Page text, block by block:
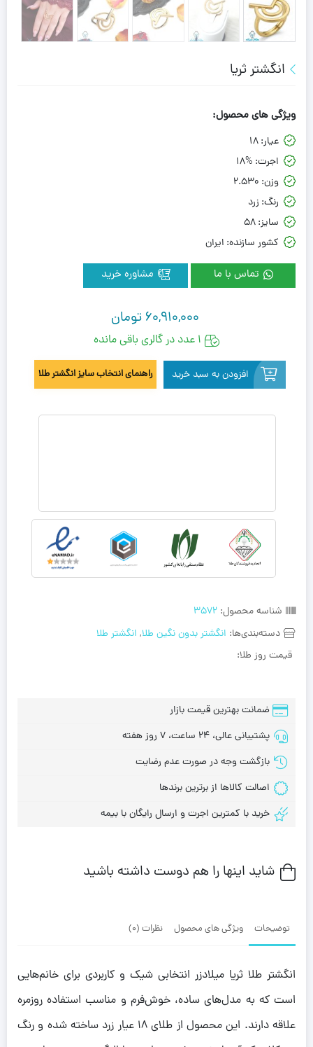
انگشتر ثریا
شناسه محصول: 3572
دسته‌بندی‌ها: انگشتر بدون نگین طلا, انگشتر طلا
قیمت روز طلا:
ویژگی های محصول:
عیار:18
اجرت: 18%
وزن: 2.530
رنگ: زرد
سایز:58
کشور سازنده: ایران
تماس با ما
ضمانت بهترین قیمت بازار
پشتیبانی عالی، 24 ساعت، 7 روز هفته
بازگشت وجه در صورت عدم رضایت
اصالت کالاها از برترین برندها
خرید با کمترین اجرت و ارسال رایگان با بیمه
60,910,000 تومان
1 عدد در گالری باقی مانده
افزودن به سبد خرید راهنمای انتخاب سایز انگشتر طلا
شاید اینها را هم دوست داشته باشید
توضیحات ویژگی های محصول نظرات (0)
انگشتر طلا ثریا میلادزر انتخابی شیک و کاربردی برای خانم‌هایی
است که به مدل‌های ساده، خوش‌فرم و مناسب استفاده روزمره
علاقه دارند. این محصول از طلای ۱۸ عیار زرد ساخته شده و رنگ